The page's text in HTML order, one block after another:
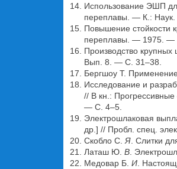
Использование ЭШП
переплавы. — К.:
Повышение стойкости
переплавы. — 1975. —
Производство
Вып. 8. — С. 31–38.
Бергшоу Т.
Исследование и
// В кн.:
— С. 4–5.
Электрошлаковая
др.] // Пробл. спец.
Скобло С. Я . Слитки
Латаш Ю. В .
Медовар Б. И .